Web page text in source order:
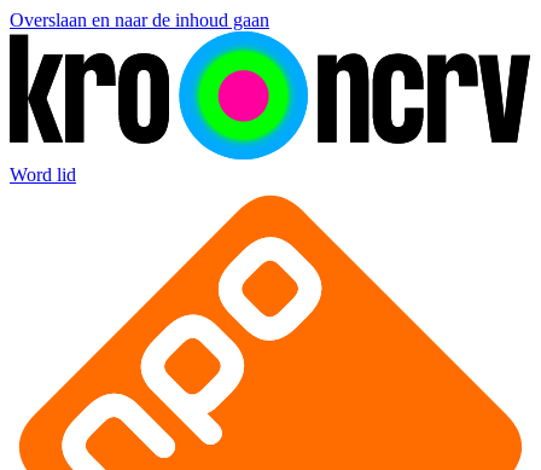
Overslaan en naar de inhoud gaan
Word lid